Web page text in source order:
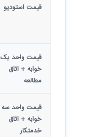
قیمت استودیو
قیمت واحد یک‌
خوابه + اتاق
مطالعه
قیمت واحد سه‌
خوابه + اتاق
خدمتکار